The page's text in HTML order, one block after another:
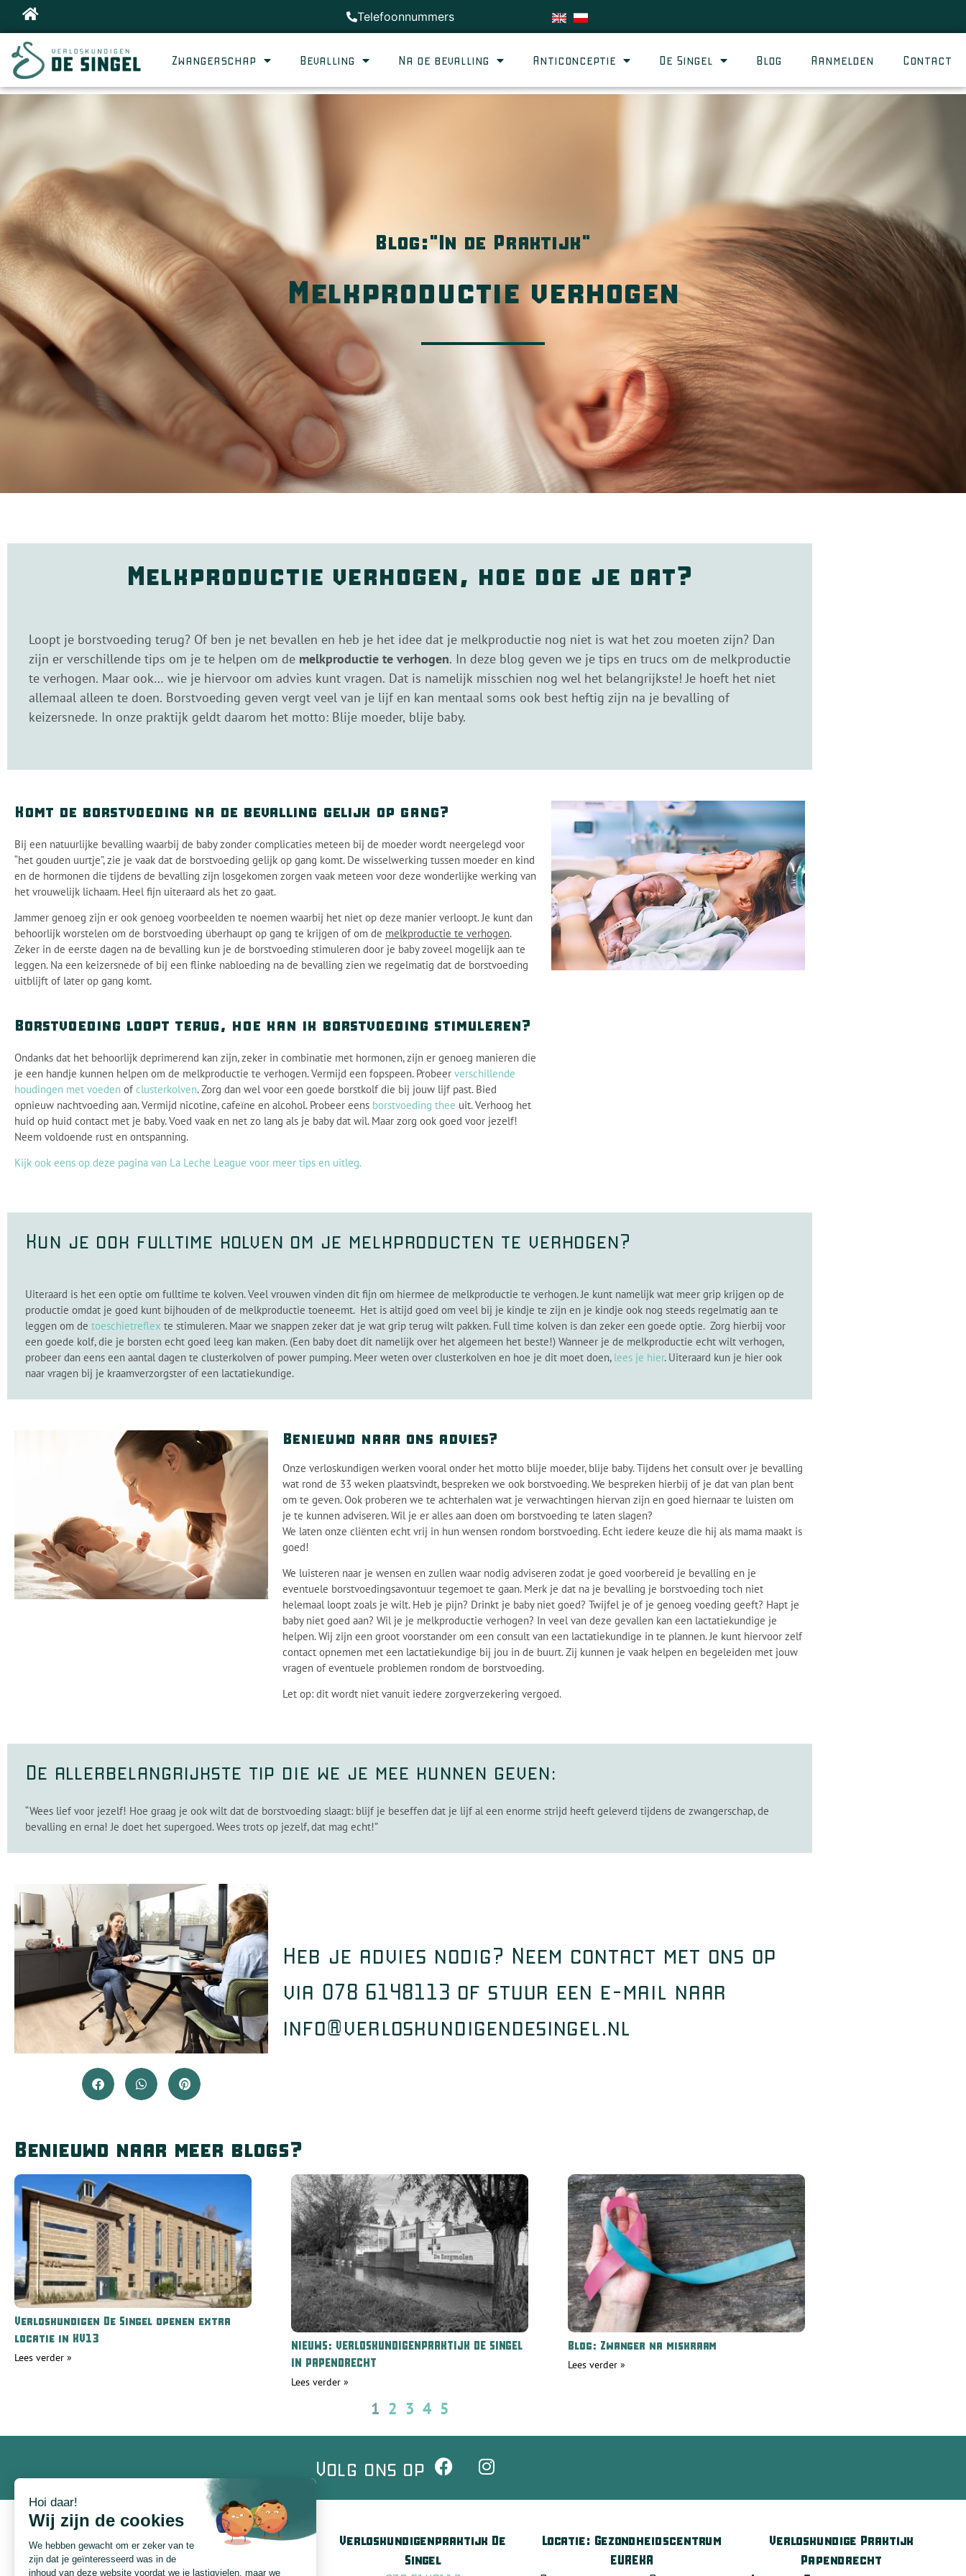
Telefoonnummers
Zwangerschap Bevalling Na de bevalling Anticonceptie De Singel Blog Aanmelden Contact
Blog:"In de Praktijk"
Melkproductie verhogen
Melkproductie verhogen, hoe doe je dat?
Loopt je borstvoeding terug? Of ben je net bevallen en heb je het idee dat je melkproductie nog niet is wat het zou moeten zijn? Dan
zijn er verschillende tips om je te helpen om de melkproductie te verhogen. In deze blog geven we je tips en trucs om de melkproductie
te verhogen. Maar ook… wie je hiervoor om advies kunt vragen. Dat is namelijk misschien nog wel het belangrijkste! Je hoeft het niet
allemaal alleen te doen. Borstvoeding geven vergt veel van je lijf en kan mentaal soms ook best heftig zijn na je bevalling of
keizersnede. In onze praktijk geldt daarom het motto: Blije moeder, blije baby.
Komt de borstvoeding na de bevalling gelijk op gang?
Bij een natuurlijke bevalling waarbij de baby zonder complicaties meteen bij de moeder wordt neergelegd voor
“het gouden uurtje”, zie je vaak dat de borstvoeding gelijk op gang komt. De wisselwerking tussen moeder en kind
en de hormonen die tijdens de bevalling zijn losgekomen zorgen vaak meteen voor deze wonderlijke werking van
het vrouwelijk lichaam. Heel fijn uiteraard als het zo gaat.
Jammer genoeg zijn er ook genoeg voorbeelden te noemen waarbij het niet op deze manier verloopt. Je kunt dan
behoorlijk worstelen om de borstvoeding überhaupt op gang te krijgen of om de melkproductie te verhogen.
Zeker in de eerste dagen na de bevalling kun je de borstvoeding stimuleren door je baby zoveel mogelijk aan te
leggen. Na een keizersnede of bij een flinke nabloeding na de bevalling zien we regelmatig dat de borstvoeding
uitblijft of later op gang komt.
Borstvoeding loopt terug, hoe kan ik borstvoeding stimuleren?
Ondanks dat het behoorlijk deprimerend kan zijn, zeker in combinatie met hormonen, zijn er genoeg manieren die
je een handje kunnen helpen om de melkproductie te verhogen. Vermijd een fopspeen. Probeer verschillende
houdingen met voeden of clusterkolven. Zorg dan wel voor een goede borstkolf die bij jouw lijf past. Bied
opnieuw nachtvoeding aan. Vermijd nicotine, cafeïne en alcohol. Probeer eens borstvoeding thee uit. Verhoog het
huid op huid contact met je baby. Voed vaak en net zo lang als je baby dat wil. Maar zorg ook goed voor jezelf!
Neem voldoende rust en ontspanning.
Kijk ook eens op deze pagina van La Leche League voor meer tips en uitleg.
Kun je ook fulltime kolven om je melkproducten te verhogen?
Uiteraard is het een optie om fulltime te kolven. Veel vrouwen vinden dit fijn om hiermee de melkproductie te verhogen. Je kunt namelijk wat meer grip krijgen op de
productie omdat je goed kunt bijhouden of de melkproductie toeneemt. Het is altijd goed om veel bij je kindje te zijn en je kindje ook nog steeds regelmatig aan te
leggen om de toeschietreflex te stimuleren. Maar we snappen zeker dat je wat grip terug wilt pakken. Full time kolven is dan zeker een goede optie. Zorg hierbij voor
een goede kolf, die je borsten echt goed leeg kan maken. (Een baby doet dit namelijk over het algemeen het beste!) Wanneer je de melkproductie echt wilt verhogen,
probeer dan eens een aantal dagen te clusterkolven of power pumping. Meer weten over clusterkolven en hoe je dit moet doen, lees je hier. Uiteraard kun je hier ook
naar vragen bij je kraamverzorgster of een lactatiekundige.
Benieuwd naar ons advies?
Onze verloskundigen werken vooral onder het motto blije moeder, blije baby. Tijdens het consult over je bevalling
wat rond de 33 weken plaatsvindt, bespreken we ook borstvoeding. We bespreken hierbij of je dat van plan bent
om te geven. Ook proberen we te achterhalen wat je verwachtingen hiervan zijn en goed hiernaar te luisten om
je te kunnen adviseren. Wil je er alles aan doen om borstvoeding te laten slagen?
We laten onze cliënten echt vrij in hun wensen rondom borstvoeding. Echt iedere keuze die hij als mama maakt is
goed!
We luisteren naar je wensen en zullen waar nodig adviseren zodat je goed voorbereid je bevalling en je
eventuele borstvoedingsavontuur tegemoet te gaan. Merk je dat na je bevalling je borstvoeding toch niet
helemaal loopt zoals je wilt. Heb je pijn? Drinkt je baby niet goed? Twijfel je of je genoeg voeding geeft? Hapt je
baby niet goed aan? Wil je je melkproductie verhogen? In veel van deze gevallen kan een lactatiekundige je
helpen. Wij zijn een groot voorstander om een consult van een lactatiekundige in te plannen. Je kunt hiervoor zelf
contact opnemen met een lactatiekundige bij jou in de buurt. Zij kunnen je vaak helpen en begeleiden met jouw
vragen of eventuele problemen rondom de borstvoeding.
Let op: dit wordt niet vanuit iedere zorgverzekering vergoed.
De allerbelangrijkste tip die we je mee kunnen geven:
“Wees lief voor jezelf! Hoe graag je ook wilt dat de borstvoeding slaagt: blijf je beseffen dat je lijf al een enorme strijd heeft geleverd tijdens de zwangerschap, de
bevalling en erna! Je doet het supergoed. Wees trots op jezelf, dat mag echt!”
Heb je advies nodig? Neem contact met ons op
via 078 6148113 of stuur een e-mail naar
info@verloskundigendesingel.nl
Benieuwd naar meer blogs?
Verloskundigen De Singel openen extra
locatie in KV13
Lees verder »
NIEUWS: VERLOSKUNDIGENPRAKTIJK DE SINGEL
IN PAPENDRECHT
Lees verder »
Blog: Zwanger na miskraam
Lees verder »
1 2 3 4 5
Volg ons op
Verloskundigenpraktijk De
Singel
Locatie: Gezondheidscentrum
EUREKA
Verloskundige Praktijk
Papendrecht